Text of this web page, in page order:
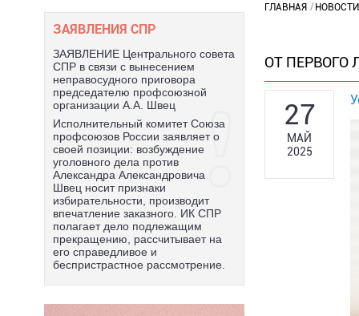
ЗАЯВЛЕНИЯ СПР
ЗАЯВЛЕНИЕ Центрального совета
СПР в связи с вынесением
неправосудного приговора
председателю профсоюзной
организации А.А. Швец
Исполнительный комитет Союза
профсоюзов России заявляет о
своей позиции: возбуждение
уголовного дела против
Александра Александровича
Швец носит признаки
избирательности, производит
впечатление заказного. ИК СПР
полагает дело подлежащим
прекращению, рассчитывает на
его справедливое и
беспристрастное рассмотрение.
ГЛАВНАЯ
ОТ ПЕРВОГО
27
МАЙ
2025